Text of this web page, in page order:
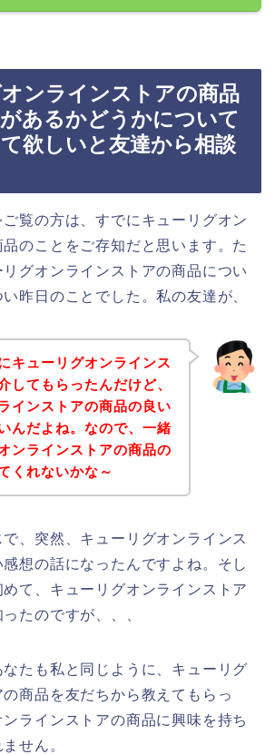
ンラインストアの商品
あるかどうかについて
欲しいと友達から相談
覧の方は、すでにキューリグオン
のことをご存知だと思います。た
グオンラインストアの商品につい
昨日のことでした。私の友達が、
キューリグオンラインス
してもらったんだけど、
インストアの商品の良い
んだよね。なので、一緒
ンラインストアの商品の
くれないかな～
、突然、キューリグオンラインス
感想の話になったんですよね。そし
て、キューリグオンラインストア
たのですが、、、
なたも私と同じように、キューリグ
商品を友だちから教えてもらっ
ラインストアの商品に興味を持ち
せん。